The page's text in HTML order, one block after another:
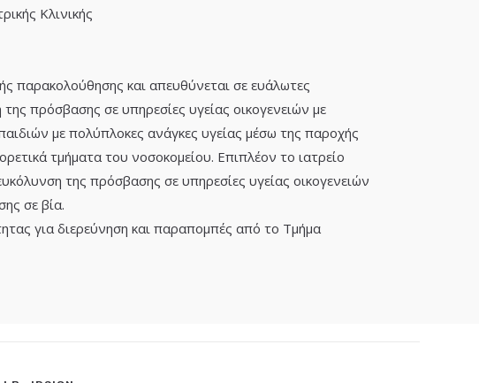
Κλινικής
παρακολούθησης και απευθύνεται σε ευάλωτες
της πρόσβασης σε υπηρεσίες υγείας οικογενειών με
με πολύπλοκες ανάγκες υγείας μέσω της παροχής
τμήματα του νοσοκομείου. Επιπλέον το ιατρείο
της πρόσβασης σε υπηρεσίες υγείας οικογενειών
σε βία.
για διερεύνηση και παραπομπές από το Τμήμα